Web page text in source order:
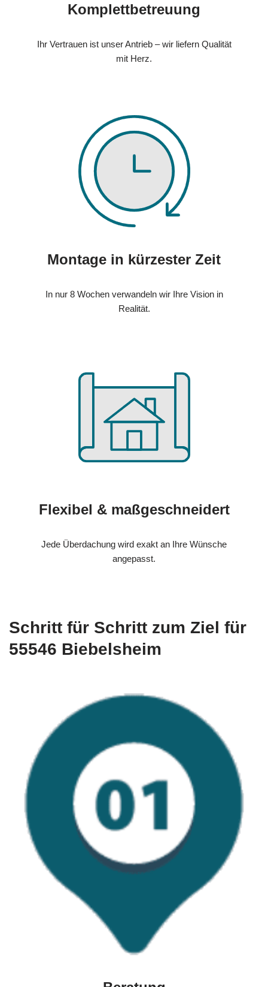
Komplettbetreuung
Ihr Vertrauen ist unser Antrieb – wir liefern Qualität
mit Herz.
Montage in kürzester Zeit
In nur 8 Wochen verwandeln wir Ihre Vision in
Realität.
Flexibel & maßgeschneidert
Jede Überdachung wird exakt an Ihre Wünsche
angepasst.
Schritt für Schritt zum Ziel für
55546 Biebelsheim